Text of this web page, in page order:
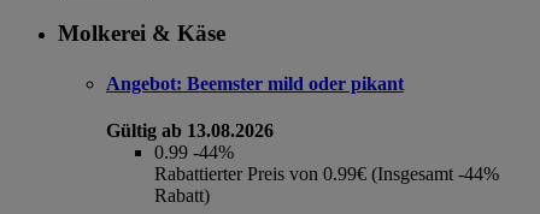
Molkerei & Käse
Angebot: Beemster mild oder pikant
Gültig ab 13.08.2026
0.99 -44%
Rabattierter Preis von 0.99€ (Insgesamt -44%
Rabatt)